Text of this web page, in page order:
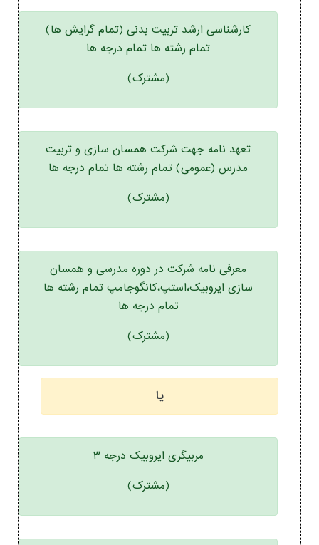
کارشناسی ارشد تربیت بدنی (تمام گرایش ها)
تمام رشته ها تمام درجه ها
(مشترک)
تعهد نامه جهت شرکت همسان سازی و تربیت
مدرس (عمومی) تمام رشته ها تمام درجه ها
(مشترک)
معرفی نامه شرکت در دوره مدرسی و همسان
سازی ایروبیک،استپ،کانگوجامپ تمام رشته ها
تمام درجه ها
(مشترک)
یا
مربیگری ایروبیک درجه ۳
(مشترک)